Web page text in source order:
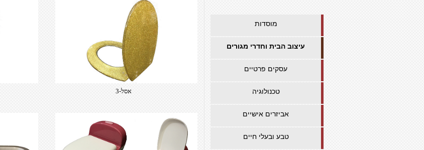
אסל-3
מוסדות
עיצוב הבית וחדרי מגורים
עסקים פרטיים
טכנולוגיה
אביזרים אישיים
טבע ובעלי חיים